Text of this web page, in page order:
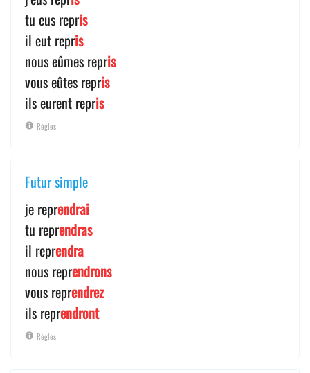
tu eus repris
il eut repris
nous eûmes repris
vous eûtes repris
ils eurent repris
Règles
Futur simple
je reprendrai
tu reprendras
il reprendra
nous reprendrons
vous reprendrez
ils reprendront
Règles